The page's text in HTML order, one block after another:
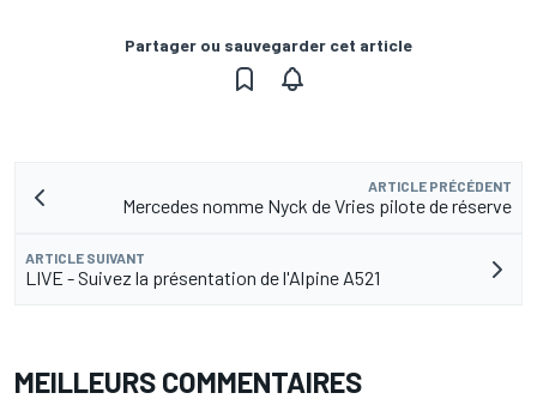
Partager ou sauvegarder cet article
ARTICLE PRÉCÉDENT
Mercedes nomme Nyck de Vries pilote de réserve
ARTICLE SUIVANT
LIVE - Suivez la présentation de l'Alpine A521
MEILLEURS COMMENTAIRES